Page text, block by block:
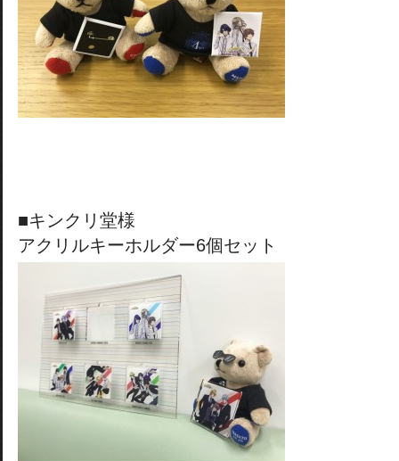
■キンクリ堂様
アクリルキーホルダー6個セット